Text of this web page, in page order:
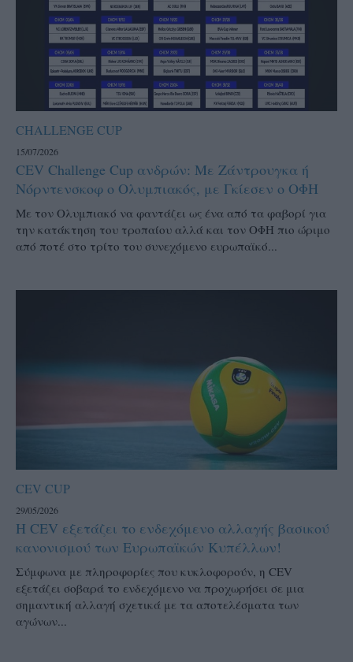
CHALLENGE CUP
15/07/2026
CEV Challenge Cup ανδρών: Με Ζάντρουγκα ή
Νόρντενσκοφ ο Ολυμπιακός, με Γκίεσεν ο ΟΦΗ
Με τον Ολυμπιακό να φαντάζει ως ένα από τα φαβορί για
την κατάκτηση του τροπαίου αλλά και τον ΟΦΗ πιο ώριμο
από ποτέ στο τρίτο του συνεχόμενο ευρωπαϊκό...
CEV CUP
29/05/2026
Η CEV εξετάζει το ενδεχόμενο αλλαγής βασικού
κανονισμού των Ευρωπαϊκών Κυπέλλων!
Σύμφωνα με πληροφορίες που κυκλοφορούν, η CEV
εξετάζει σοβαρά το ενδεχόμενο να προχωρήσει σε μια
σημαντική αλλαγή σχετικά με τα αποτελέσματα των
αγώνων...